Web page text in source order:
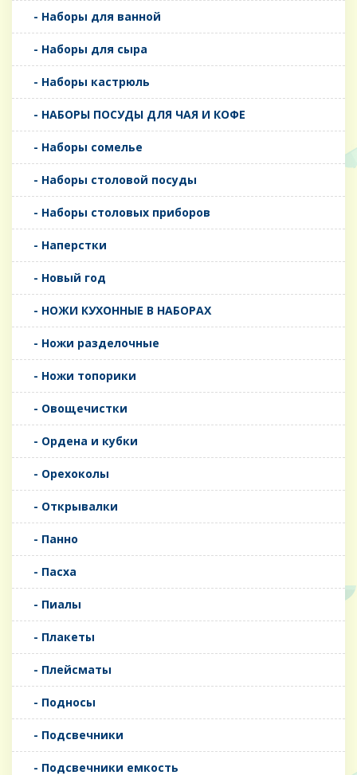
- Наборы для ванной
- Наборы для сыра
- Наборы кастрюль
- НАБОРЫ ПОСУДЫ ДЛЯ ЧАЯ И КОФЕ
- Наборы сомелье
- Наборы столовой посуды
- Наборы столовых приборов
- Наперстки
- Новый год
- НОЖИ КУХОННЫЕ В НАБОРАХ
- Ножи разделочные
- Ножи топорики
- Овощечистки
- Ордена и кубки
- Орехоколы
- Открывалки
- Панно
- Пасха
- Пиалы
- Плакеты
- Плейсматы
- Подносы
- Подсвечники
- Подсвечники емкость